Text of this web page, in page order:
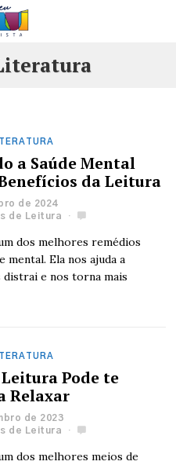
a Saúde Mental
da Leitura
de 2024
de Leitura
dos melhores remédios
mental. Ela nos ajuda a
distrai e nos torna mais
Pode te
Relaxar
de 2023
de Leitura
dos melhores meios de